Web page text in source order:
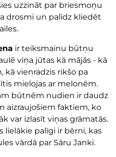
uzzināt par briesmoņu
drosmi un palīdz kliedēt
ir teiksmainu būtņu
viņa jūtas kā mājās - kā
kā vienradzis rikšo pa
mielojas ar melonēm.
būtnēm nudien ir daudz
aizraujošiem faktiem, ko
var izlasīt viņas grāmatās.
lielākie palīgi ir bērni, kas
vārdā par Sāru Janki.